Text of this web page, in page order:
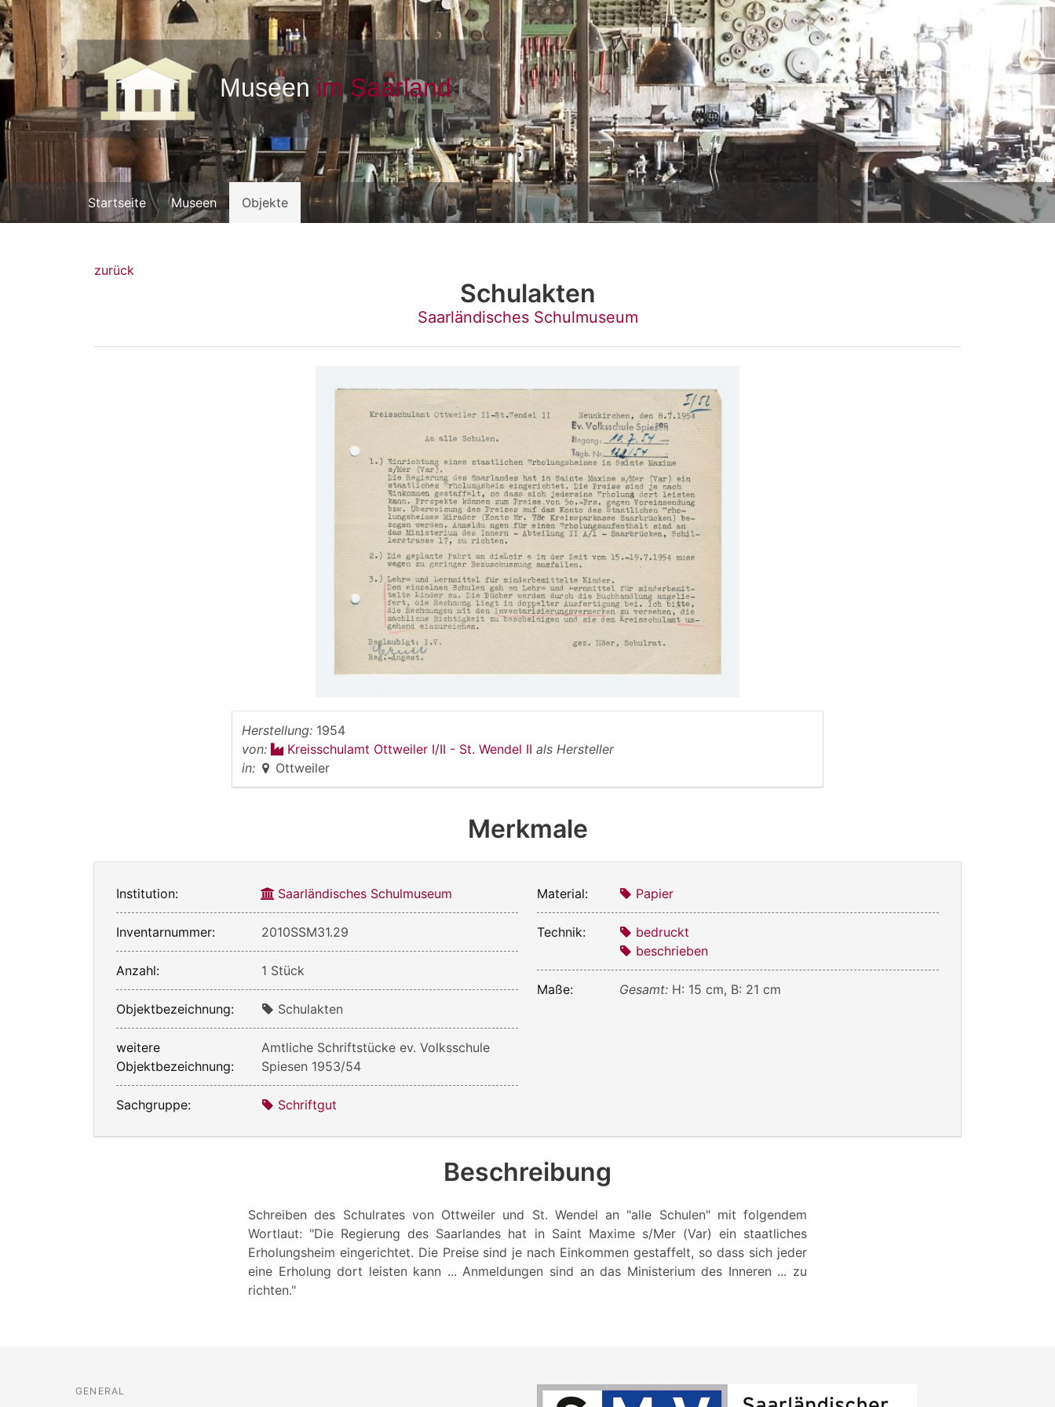
Startseite Museen Objekte
zurück
Schulakten
Saarländisches Schulmuseum
Herstellung: 1954
von:
Kreisschulamt Ottweiler I/II - St. Wendel II als Hersteller
in:
Ottweiler
Merkmale
Institution: Saarländisches Schulmuseum
Inventarnummer: 2010SSM31.29
Anzahl: 1 Stück
Objektbezeichnung: Schulakten
weitere
Objektbezeichnung:
Amtliche Schriftstücke ev. Volksschule
Spiesen 1953/54
Sachgruppe: Schriftgut
Material: Papier
Technik:
bedruckt
beschrieben
Maße: Gesamt: H: 15 cm, B: 21 cm
Beschreibung
Schreiben des Schulrates von Ottweiler und St. Wendel an "alle Schulen" mit folgendem
Wortlaut: "Die Regierung des Saarlandes hat in Saint Maxime s/Mer (Var) ein staatliches
Erholungsheim eingerichtet. Die Preise sind je nach Einkommen gestaffelt, so dass sich jeder
eine Erholung dort leisten kann ... Anmeldungen sind an das Ministerium des Inneren ... zu
richten."
GENERAL